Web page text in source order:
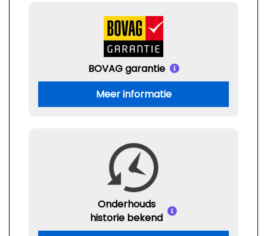
BOVAG garantie
Meer informatie
Onderhouds
historie bekend